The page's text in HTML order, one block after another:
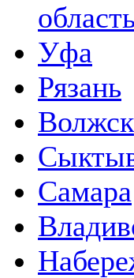
Уфа
Рязань
Волжск
Самара